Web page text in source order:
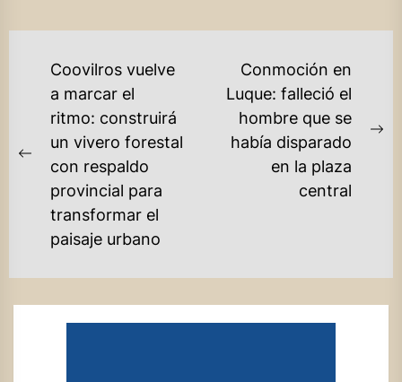
NAVEGACIÓN
ENTRADAS
Previous
post:
Coovilros vuelve
a marcar el
ritmo: construirá
un vivero forestal
con respaldo
provincial para
transformar el
paisaje urbano
Conmoción en
Luque: falleció el
hombre que se
había disparado
en la plaza
central